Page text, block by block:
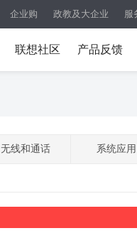
企业购 政教及大企业 服
联想社区 产品反馈
无线和通话 系统应用